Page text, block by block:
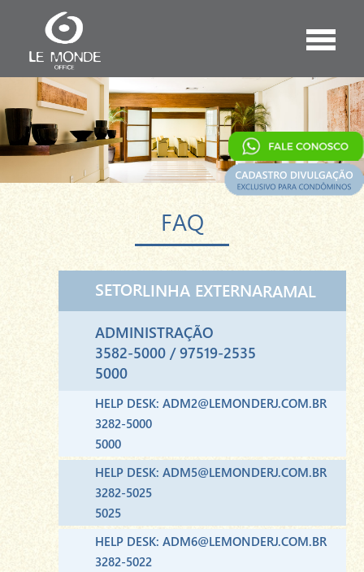
Pular para o conteúdo
FAQ
SETORLINHA EXTERNARAMAL
ADMINISTRAÇÃO
3582-5000 / 97519-2535
5000
HELP DESK: ADM2@LEMONDERJ.COM.BR
3282-5000
5000
HELP DESK: ADM5@LEMONDERJ.COM.BR
3282-5025
5025
HELP DESK: ADM6@LEMONDERJ.COM.BR
3282-5022